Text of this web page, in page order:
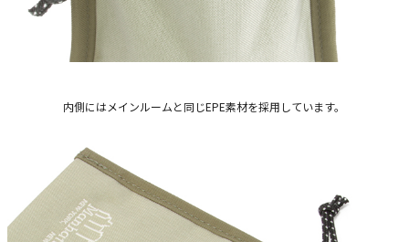
内側にはメインルームと同じEPE素材を採用しています。